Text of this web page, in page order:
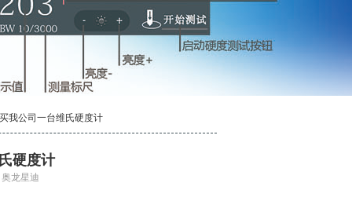
我公司一台维氏硬度计
硬度计
龙星迪